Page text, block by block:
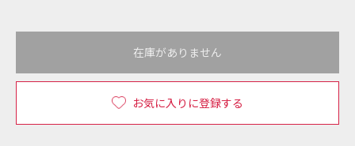
お気に入りに登録する
在庫がありません